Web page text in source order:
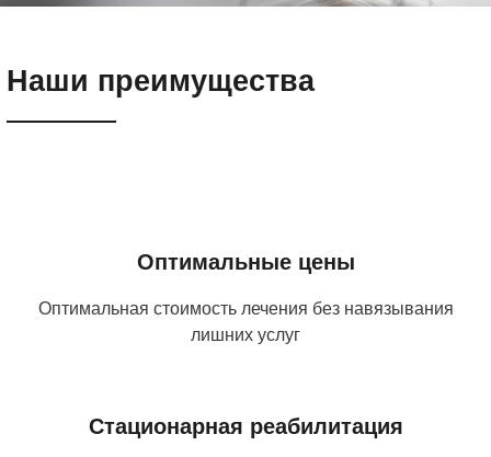
Наши преимущества
Оптимальные цены
Оптимальная стоимость лечения без навязывания
лишних услуг
Стационарная реабилитация